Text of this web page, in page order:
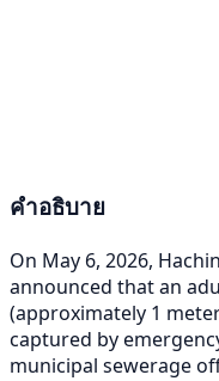
คำอธิบาย
On May 6, 2026,
announced that an
(approximately 1
captured by
municipal sewerage